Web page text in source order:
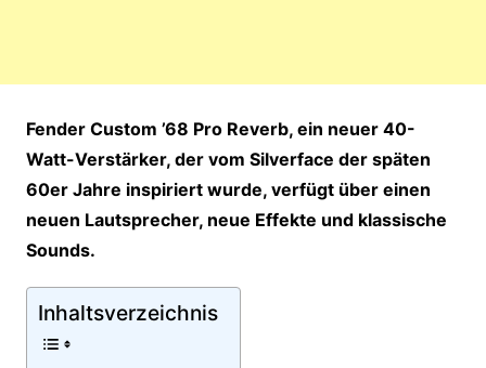
Fender Custom ’68 Pro Reverb, ein neuer 40-
Watt-Verstärker, der vom Silverface der späten
60er Jahre inspiriert wurde, verfügt über einen
neuen Lautsprecher, neue Effekte und klassische
Sounds.
Inhaltsverzeichnis